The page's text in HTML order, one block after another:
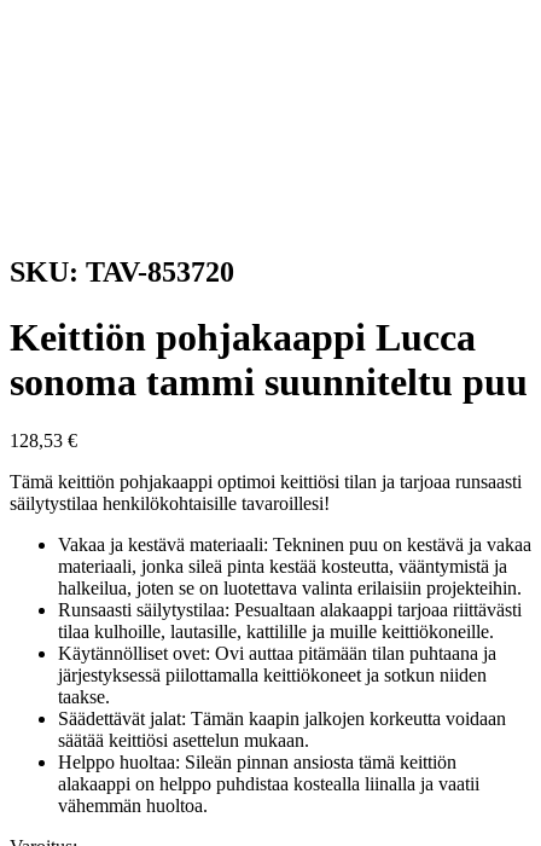
SKU: TAV-853720
Keittiön pohjakaappi Lucca
sonoma tammi suunniteltu puu
128,53 €
Tämä keittiön pohjakaappi optimoi keittiösi tilan ja tarjoaa runsaasti
säilytystilaa henkilökohtaisille tavaroillesi!
Vakaa ja kestävä materiaali: Tekninen puu on kestävä ja vakaa
materiaali, jonka sileä pinta kestää kosteutta, vääntymistä ja
halkeilua, joten se on luotettava valinta erilaisiin projekteihin.
Runsaasti säilytystilaa: Pesualtaan alakaappi tarjoaa riittävästi
tilaa kulhoille, lautasille, kattilille ja muille keittiökoneille.
Käytännölliset ovet: Ovi auttaa pitämään tilan puhtaana ja
järjestyksessä piilottamalla keittiökoneet ja sotkun niiden
taakse.
Säädettävät jalat: Tämän kaapin jalkojen korkeutta voidaan
säätää keittiösi asettelun mukaan.
Helppo huoltaa: Sileän pinnan ansiosta tämä keittiön
alakaappi on helppo puhdistaa kostealla liinalla ja vaatii
vähemmän huoltoa.